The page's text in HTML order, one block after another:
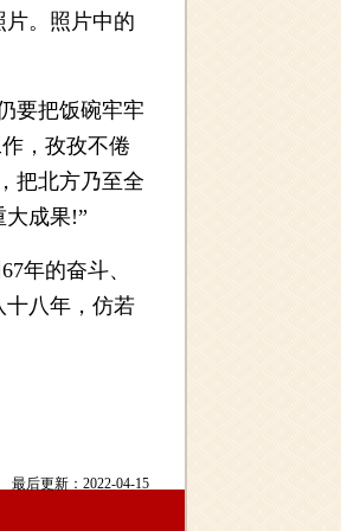
。照片中的
要把饭碗牢牢
，孜孜不倦
把北方乃至全
成果!”
年的奋斗、
十八年，仿若
后更新：2022-04-15